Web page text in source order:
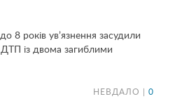
8 років ув’язнення засудили
із двома загиблими
НЕВДАЛО | 0